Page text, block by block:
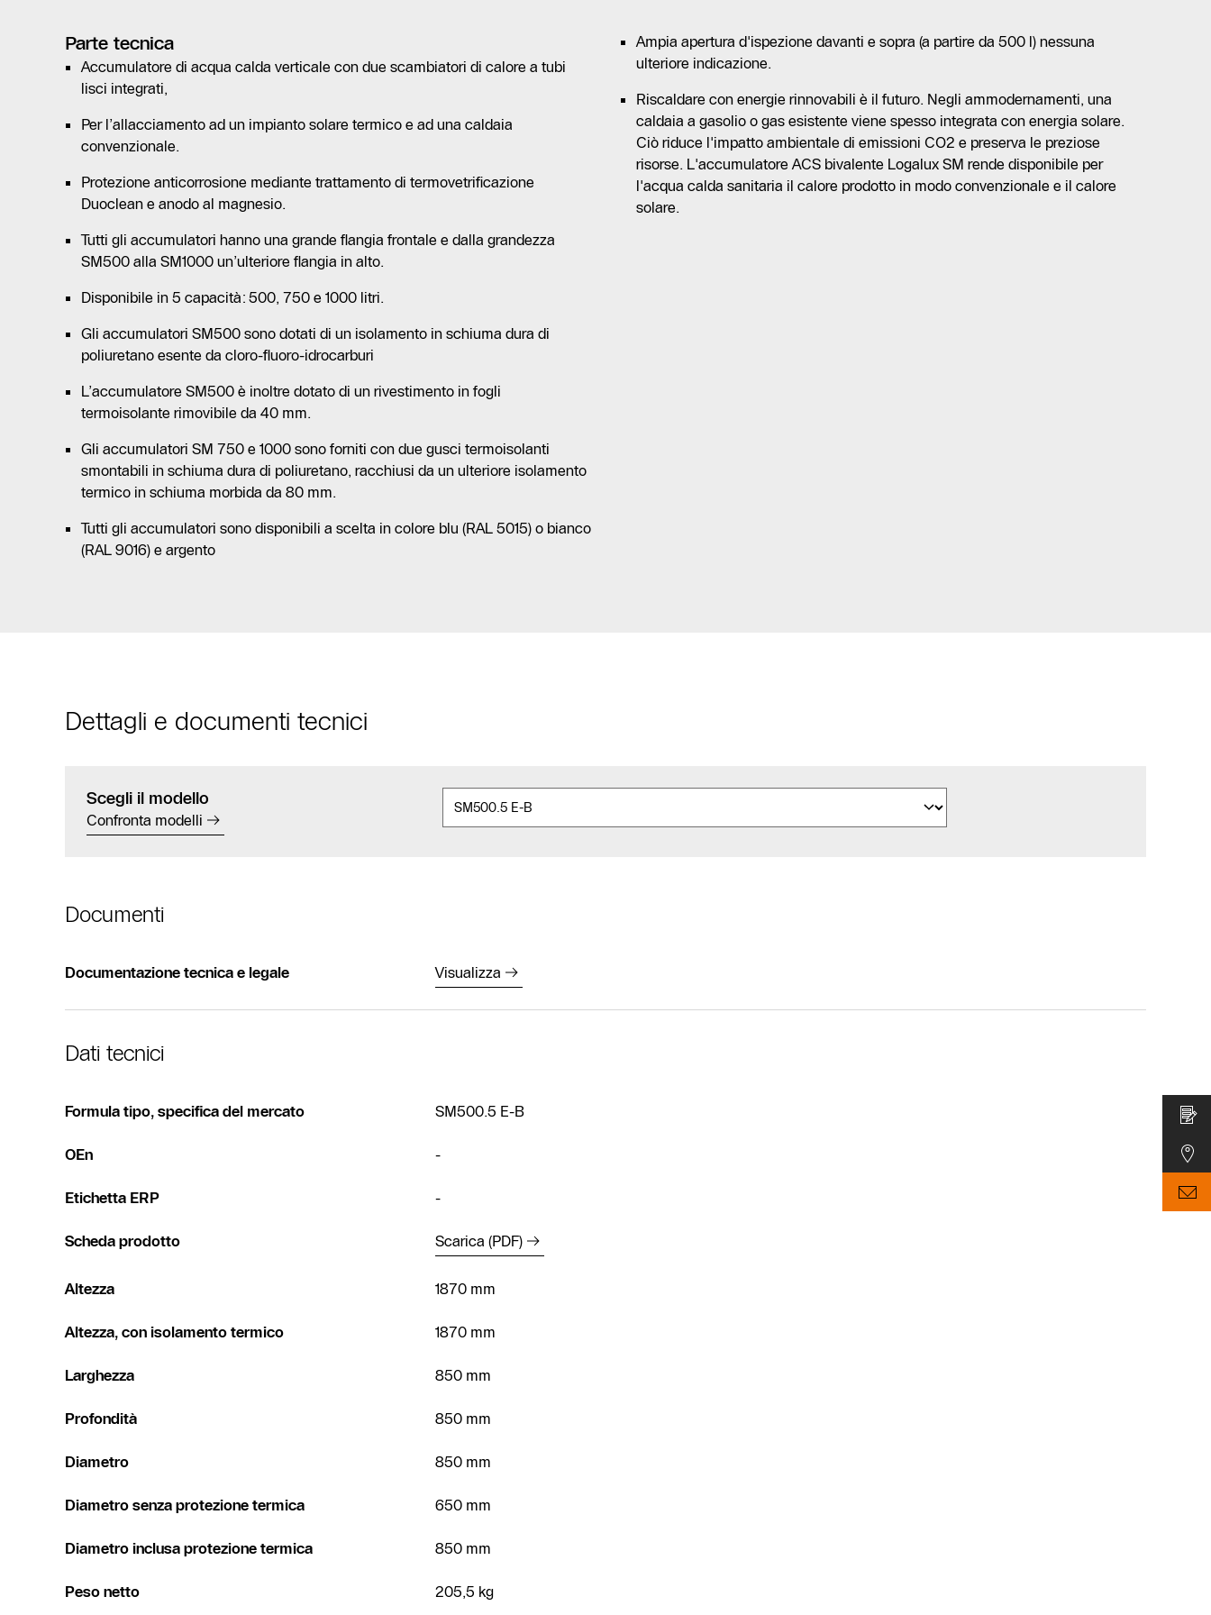
Parte tecnica
Accumulatore di acqua calda verticale con due scambiatori di calore a tubi
lisci integrati,
Per l’allacciamento ad un impianto solare termico e ad una caldaia
convenzionale.
Protezione anticorrosione mediante trattamento di termovetrificazione
Duoclean e anodo al magnesio.
Tutti gli accumulatori hanno una grande flangia frontale e dalla grandezza
SM500 alla SM1000 un’ulteriore flangia in alto.
Disponibile in 5 capacità: 500, 750 e 1000 litri.
Gli accumulatori SM500 sono dotati di un isolamento in schiuma dura di
poliuretano esente da cloro-fluoro-idrocarburi
L’accumulatore SM500 è inoltre dotato di un rivestimento in fogli
termoisolante rimovibile da 40 mm.
Gli accumulatori SM 750 e 1000 sono forniti con due gusci termoisolanti
smontabili in schiuma dura di poliuretano, racchiusi da un ulteriore isolamento
termico in schiuma morbida da 80 mm.
Tutti gli accumulatori sono disponibili a scelta in colore blu (RAL 5015) o bianco
(RAL 9016) e argento
Ampia apertura d'ispezione davanti e sopra (a partire da 500 l) nessuna
ulteriore indicazione.
Riscaldare con energie rinnovabili è il futuro. Negli ammodernamenti, una
caldaia a gasolio o gas esistente viene spesso integrata con energia solare.
Ciò riduce l'impatto ambientale di emissioni CO2 e preserva le preziose
risorse. L'accumulatore ACS bivalente Logalux SM rende disponibile per
l'acqua calda sanitaria il calore prodotto in modo convenzionale e il calore
solare.
Dettagli e documenti tecnici
Scegli il modello
Confronta modelli
Documenti
Documentazione tecnica e legale Visualizza
Dati tecnici
Formula tipo, specifica del mercato SM500.5 E-B
OEn -
Etichetta ERP -
Scheda prodotto Scarica (PDF)
Altezza 1870 mm
Altezza, con isolamento termico 1870 mm
Larghezza 850 mm
Profondità 850 mm
Diametro 850 mm
Diametro senza protezione termica 650 mm
Diametro inclusa protezione termica 850 mm
Peso netto 205,5 kg